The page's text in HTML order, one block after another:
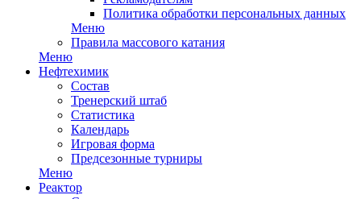
Политика обработки персональных данных
Меню
Правила массового катания
Меню
Нефтехимик
Состав
Тренерский штаб
Статистика
Календарь
Игровая форма
Предсезонные турниры
Меню
Реактор